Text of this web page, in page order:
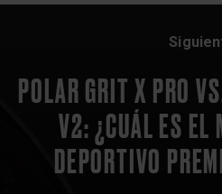
POLAR GRIT X PRO
V2: ¿CUÁL ES EL
DEPORTIVO